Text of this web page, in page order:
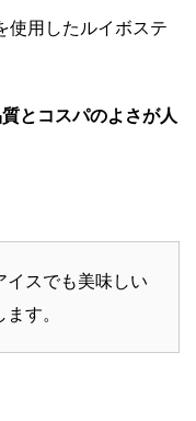
使用したルイボステ
とコスパのよさが人
イスでも美味しい
す。